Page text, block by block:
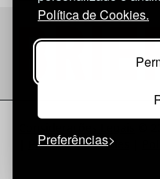
Política de Cookies.
Preferências
Política de Cookies